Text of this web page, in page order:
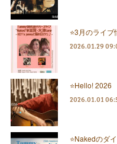
⭐️3月のライ
2026.01.29
⭐️Hello! 2026
2026.01.01
⭐️Nakedのダ